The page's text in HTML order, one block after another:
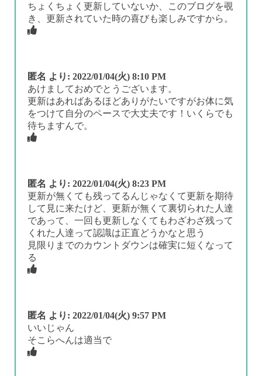
ちょくちょく更新していないか、このブログを覗
き、更新されていた時の喜びも楽しみですから。
匿名 より: 2022/01/04(火) 8:10 PM
あけましておめでとうございます。
更新はあればあるほどありがたいですがお体に気
をつけて自分のペースで大丈夫です！いくらでも
待ちますんで。
匿名 より: 2022/01/04(火) 8:23 PM
更新が無くても残ってるんじゃなくて更新を期待
して見に来たけど、更新が無くて裏切られた人達
であって、一回も更新しなくてもわざわざ残って
くれた人達って認識は正直どうかなと思う
見限りまでのカウントダウンは確実に短くなって
る
匿名 より: 2022/01/04(火) 9:57 PM
いいじゃん
そこらへんは適当で